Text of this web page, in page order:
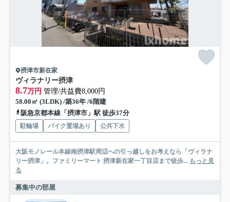
摂津市新在家
ヴィラナリー摂津
8.7万円 管理/共益費8,000円
58.00㎡ (3LDK) /築36年 /6階建
阪急京都本線「摂津市」駅 徒歩37分
駐輪場 バイク置場あり 公共下水
大阪モノレール本線南摂津駅周辺への引っ越しをお考えなら「ヴィラナ
リー摂津」。ファミリーマート 摂津新在家一丁目店まで徒歩... もっと見
る
募集中の部屋